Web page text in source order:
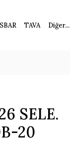
TAVA Diğer...
SELE.
20